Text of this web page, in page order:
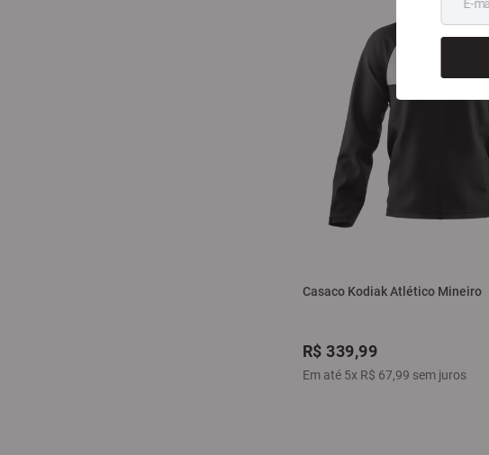
Casaco Kodiak Atlético Mineiro
R$ 339,99
Em até 5x R$ 67,99 sem juros